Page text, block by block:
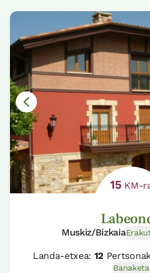
15 KM-
Muskiz/Bizkaia
Landa-etxea: 12
Banaketa